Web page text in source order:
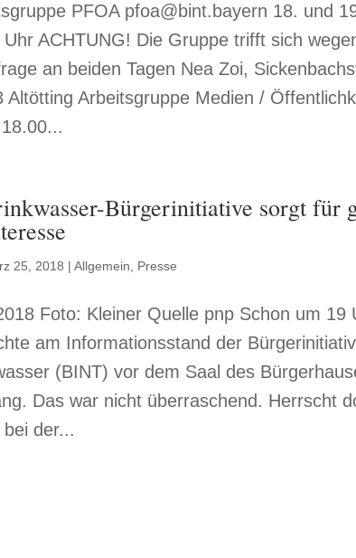
PFOA pfoa@bint.bayern 18. und
ACHTUNG! Die Gruppe trifft sich
an beiden Tagen Nea Zoi,
Altötting Arbeitsgruppe Medien /
Bürgerinitiative sorgt für
25, 2018 | Allgemein Presse
Foto: Kleiner Quelle pnp Schon um 19
am Informationsstand der
(BINT) vor dem Saal des
Das war nicht überraschend. Herrscht
der...